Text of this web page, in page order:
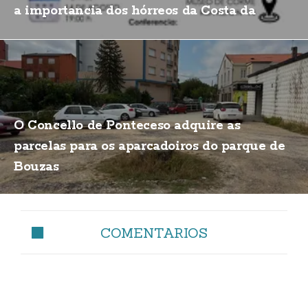
a importancia dos hórreos da Costa da
O Concello de Ponteceso adquire as
parcelas para os aparcadoiros do parque de
Bouzas
COMENTARIOS